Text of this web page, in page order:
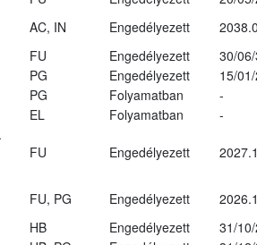
AC, IN Engedélyezett
FU Engedélyezett
30/
PG Engedélyezett
15/
PG Folyamatban
-
EL Folyamatban
-
FU Engedélyezett
FU, PG Engedélyezett
HB Engedélyezett
31/